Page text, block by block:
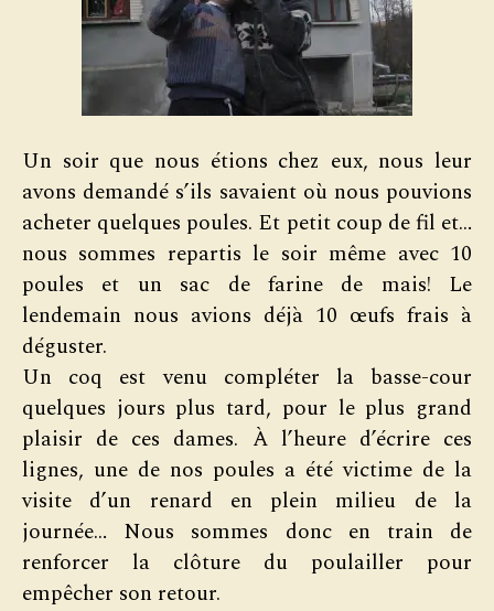
Un soir que nous étions chez eux, nous leur
avons demandé s’ils savaient où nous pouvions
acheter quelques poules. Et petit coup de fil et…
nous sommes repartis le soir même avec 10
poules et un sac de farine de mais! Le
lendemain nous avions déjà 10 œufs frais à
déguster.
Un coq est venu compléter la basse-cour
quelques jours plus tard, pour le plus grand
plaisir de ces dames. À l’heure d’écrire ces
lignes, une de nos poules a été victime de la
visite d’un renard en plein milieu de la
journée… Nous sommes donc en train de
renforcer la clôture du poulailler pour
empêcher son retour.